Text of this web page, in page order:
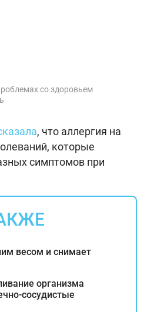
со здоровьем
, что аллергия на
которые
симптомов при
весом и снимает
организма
сосудистые